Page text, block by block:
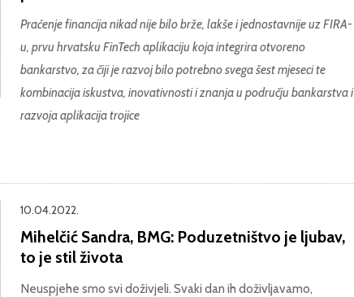
Praćenje financija nikad nije bilo brže, lakše i jednostavnije uz FIRA-
u, prvu hrvatsku FinTech aplikaciju koja integrira otvoreno
bankarstvo, za čiji je razvoj bilo potrebno svega šest mjeseci te
kombinacija iskustva, inovativnosti i znanja u području bankarstva i
razvoja aplikacija trojice
10.04.2022.
Mihelčić Sandra, BMG: Poduzetništvo je ljubav,
to je stil života
Neuspjehe smo svi doživjeli. Svaki dan ih doživljavamo,